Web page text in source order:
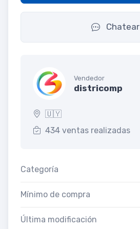
Chatear
Vendedor
districomp
🇺🇾
434 ventas realizadas
Categoría
Mínimo de compra
Última modificación